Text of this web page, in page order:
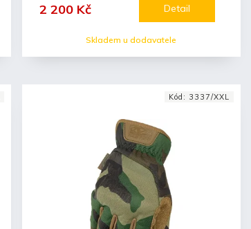
Skladem u dodavatele
2 200 Kč Detail
Kód: 3337/XXL